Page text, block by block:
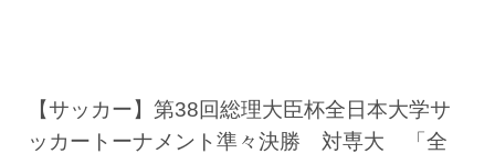
【サッカー】第38回総理大臣杯全日本大学サ
ッカートーナメント準々決勝 対専大 「全